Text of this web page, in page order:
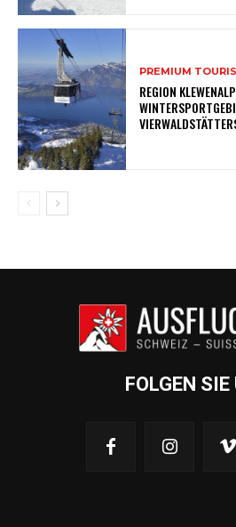
PREMIUM
REGION
FOLGEN SIE